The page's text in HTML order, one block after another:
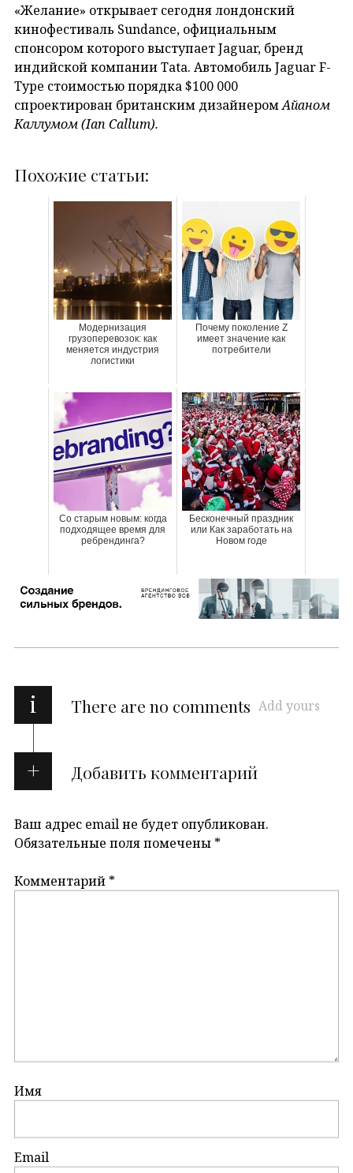
«Желание» открывает сегодня лондонский
кинофестиваль Sundance, официальным
спонсором которого выступает Jaguar, бренд
индийской компании Tata. Автомобиль Jaguar F-
Type стоимостью порядка $100 000
спроектирован британским дизайнеромАйаном
Каллумом (Ian Callum).
Похожие статьи:
Модернизация
грузоперевозок: как
меняется индустрия
логистики
Почему поколение Z
имеет значение как
потребители
Со старым новым: когда
подходящее время для
ребрендинга?
Бесконечный праздник
или Как заработать на
Новом годе
i There are no comments Add yours
Добавить комментарий
Ваш адрес email не будет опубликован.
Обязательные поля помечены *
Комментарий *
Имя
Email